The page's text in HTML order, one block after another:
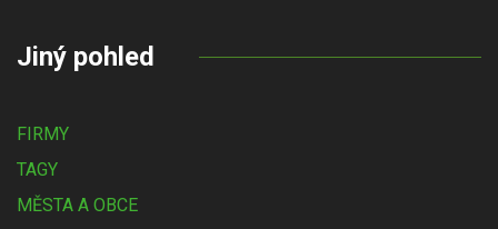
Jiný pohled
FIRMY
TAGY
MĚSTA A OBCE